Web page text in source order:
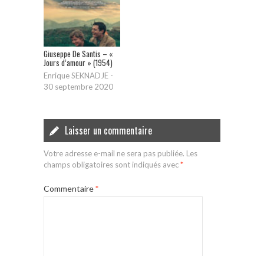
Giuseppe De Santis – «
Jours d’amour » (1954)
Enrique SEKNADJE -
30 septembre 2020
Laisser un commentaire
Votre adresse e-mail ne sera pas publiée. Les
champs obligatoires sont indiqués avec*
Commentaire*